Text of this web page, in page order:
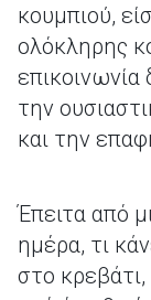
κουμπιού,
ολόκληρης
την
και την
Έπειτα από
ημέρα, τι
στο